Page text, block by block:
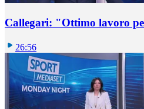
Callegari: "Ottimo lavoro
26:56